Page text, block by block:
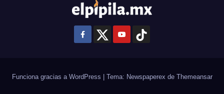
Funciona gracias a WordPress Tema: Newspaperex de Themeansar